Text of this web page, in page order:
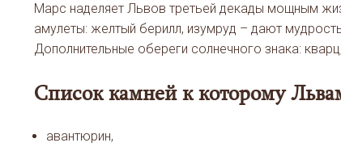
Марс наделяет Львов третьей декады мощным
амулеты: желтый берилл, изумруд – дают
Дополнительные обереги солнечного знака:
Список камней к которому
авантюрин,